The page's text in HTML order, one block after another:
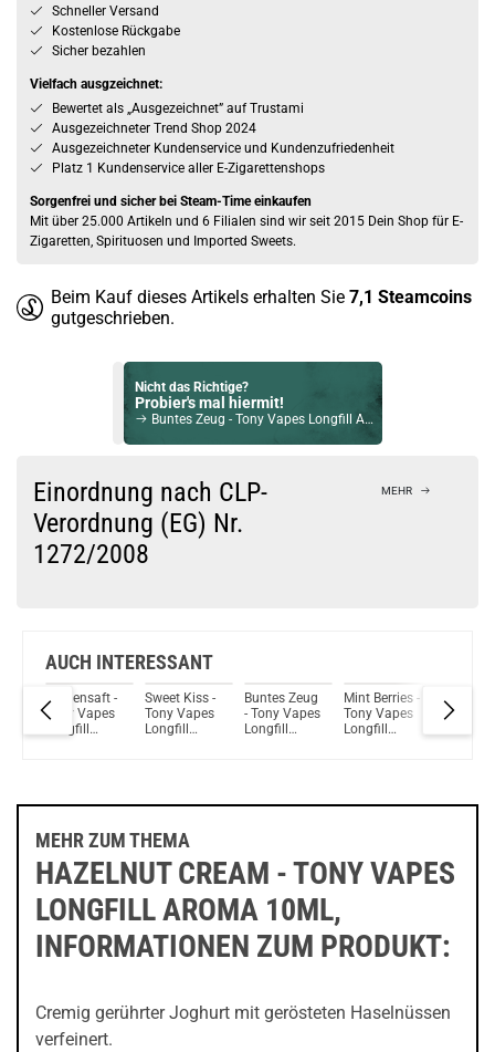
Schneller Versand
Kostenlose Rückgabe
Sicher bezahlen
Vielfach ausgzeichnet:
Bewertet als „Ausgezeichnet” auf Trustami
Ausgezeichneter Trend Shop 2024
Ausgezeichneter Kundenservice und Kundenzufriedenheit
Platz 1 Kundenservice aller E-Zigarettenshops
Sorgenfrei und sicher bei Steam-Time einkaufen
Mit über 25.000 Artikeln und 6 Filialen sind wir seit 2015 Dein Shop für E-
Zigaretten, Spirituosen und Imported Sweets.
Beim Kauf dieses Artikels erhalten Sie 7,1 Steamcoins
gutgeschrieben.
Nicht das Richtige?
Probier's mal hiermit!
Buntes Zeug - Tony Vapes Longfill Aroma 10ml
Check das mal!
OWL Salt Exotic Lemonade Aroma
Du willst Kröten sparen?
Schau mal hier!
Einordnung nach CLP-
Verordnung (EG) Nr.
1272/2008
MEHR
AUCH INTERESSANT
Tropensaft -
Tony Vapes
Longfill
Sweet Kiss -
Tony Vapes
Longfill
Buntes Zeug
- Tony Vapes
Longfill
Mint Berries -
Tony Vapes
Longfill
Tony
MEHR ZUM THEMA
HAZELNUT CREAM - TONY VAPES
LONGFILL AROMA 10ML,
INFORMATIONEN ZUM PRODUKT:
Cremig gerührter Joghurt mit gerösteten Haselnüssen
verfeinert.